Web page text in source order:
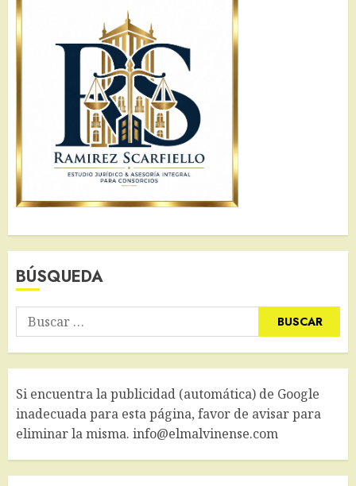
BÚSQUEDA
Buscar:
Si encuentra la publicidad (automática) de Google
inadecuada para esta página, favor de avisar para
eliminar la misma. info@elmalvinense.com